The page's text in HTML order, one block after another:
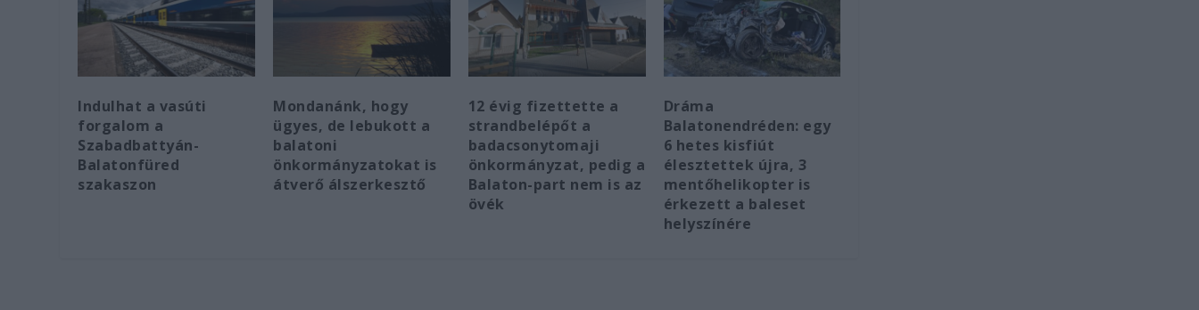
Indulhat a vasúti
forgalom a
Szabadbattyán-
Balatonfüred
szakaszon
Mondanánk, hogy
ügyes, de lebukott a
balatoni
önkormányzatokat is
átverő álszerkesztő
12 évig fizettette a
strandbelépőt a
badacsonytomaji
önkormányzat, pedig a
Balaton-part nem is az
övék
Dráma
Balatonendréden: egy
6 hetes kisfiút
élesztettek újra, 3
mentőhelikopter is
érkezett a baleset
helyszínére